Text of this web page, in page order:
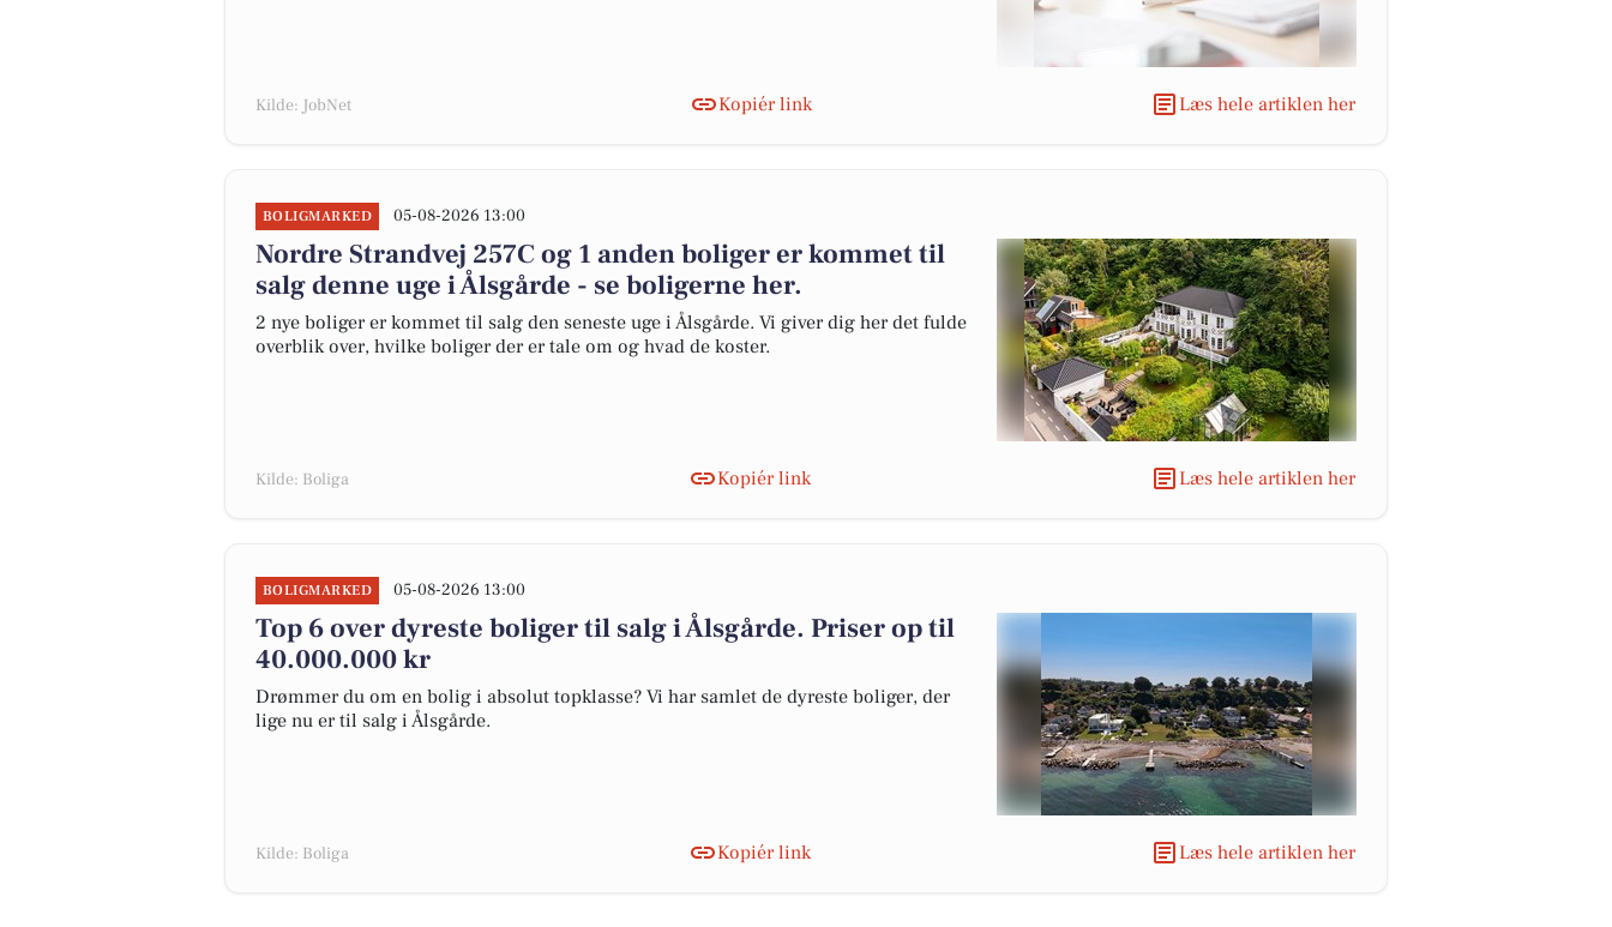
Kilde: JobNet Kopiér link Læs hele artiklen her
BOLIGMARKED 05-08-2026 13:00
Nordre Strandvej 257C og 1 anden boliger er kommet til
salg denne uge i Ålsgårde - se boligerne her.
2 nye boliger er kommet til salg den seneste uge i Ålsgårde. Vi giver dig her det fulde
overblik over, hvilke boliger der er tale om og hvad de koster.
Kilde: Boliga Kopiér link Læs hele artiklen her
BOLIGMARKED 05-08-2026 13:00
Top 6 over dyreste boliger til salg i Ålsgårde. Priser op til
40.000.000 kr
Drømmer du om en bolig i absolut topklasse? Vi har samlet de dyreste boliger, der
lige nu er til salg i Ålsgårde.
Kilde: Boliga Kopiér link Læs hele artiklen her